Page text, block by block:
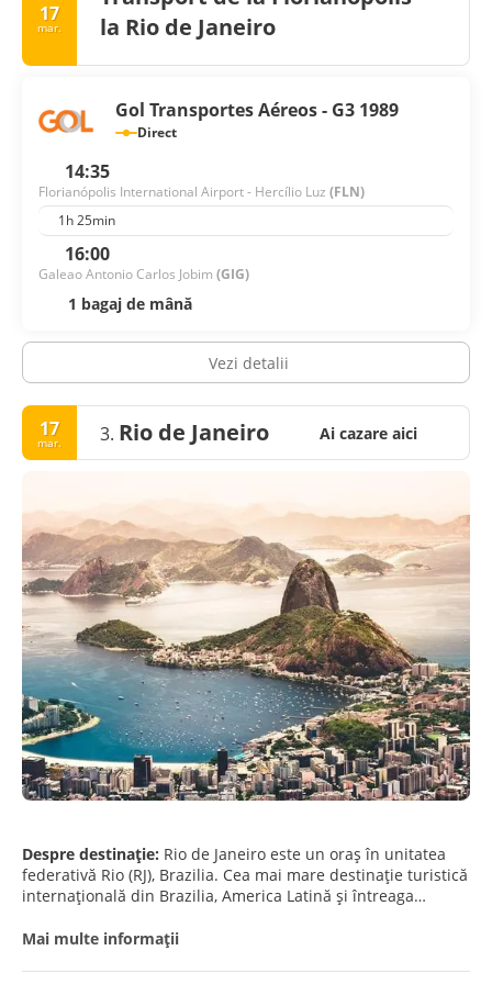
17
mar.
la Rio de Janeiro
Gol Transportes Aéreos - G3 1989
Direct
14:35
Florianópolis International Airport - Hercílio Luz (FLN)
1h 25min
16:00
Galeao Antonio Carlos Jobim (GIG)
1 bagaj de mână
Vezi detalii
17
mar. 3. Rio de Janeiro Ai cazare aici
Despre destinație: Rio de Janeiro este un oraș în unitatea
federativă Rio (RJ), Brazilia. Cea mai mare destinație turistică
internațională din Brazilia, America Latină și întreaga
cunoscut oraș brazilian din străinătate, funcționând ca o
negativ. Este a doua metropolă ca mărime din Brazilia, după
Mai multe informații